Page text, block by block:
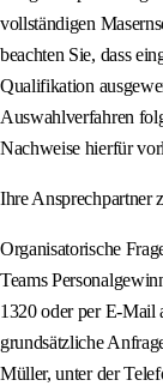
vollständigen
beachten Sie, dass
Qualifikation
Auswahlverfahren
Nachweise hierfür
Ihre Ansprechpartner
Organisatorische
Teams
1320 oder per E-Mail
grundsätzliche
Müller, unter der